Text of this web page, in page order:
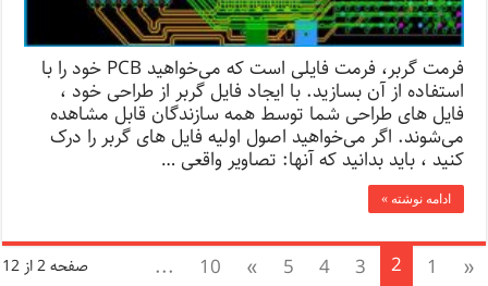
فرمت گربر، فرمت فایلی است که می‌خواهید PCB خود را با
استفاده از آن بسازید. با ایجاد فایل گربر از طراحی خود ،
فایل های طراحی شما توسط همه سازندگان قابل مشاهده
می‌شوند. اگر می‌خواهید اصول اولیه فایل های گربر را درک
کنید ، باید بدانید که آنها: تصاویر واقعی …
ادامه نوشته »
صفحه 2 از 12 «
1
2
3
4
5
»
10
...